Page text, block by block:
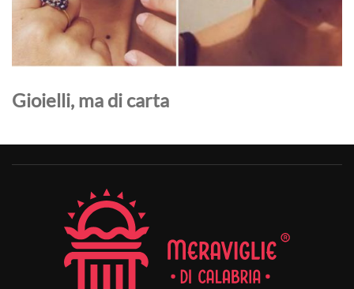
Gioielli, ma di carta